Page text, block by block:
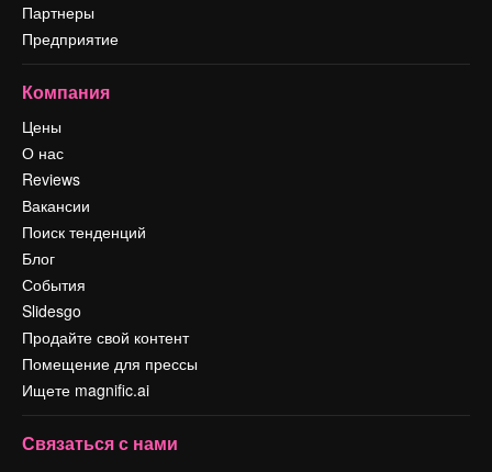
Партнеры
Предприятие
Компания
Цены
О нас
Reviews
Вакансии
Поиск тенденций
Блог
События
Slidesgo
Продайте свой контент
Помещение для прессы
Ищете magnific.ai
Связаться с нами